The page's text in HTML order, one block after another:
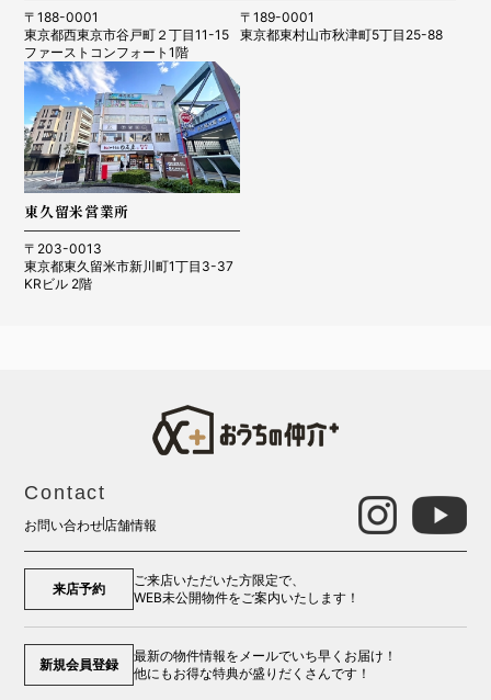
〒188-0001
東京都西東京市谷戸町２丁目11-15
ファーストコンフォート1階
〒189-0001
東京都東村山市秋津町5丁目25-88
東久留米営業所
〒203-0013
東京都東久留米市新川町1丁目3-37
KRビル 2階
Contact
お問い合わせ 店舗情報
来店予約
ご来店いただいた方限定で、
WEB未公開物件をご案内いたします！
新規会員登録
最新の物件情報をメールでいち早くお届け！
他にもお得な特典が盛りだくさんです！